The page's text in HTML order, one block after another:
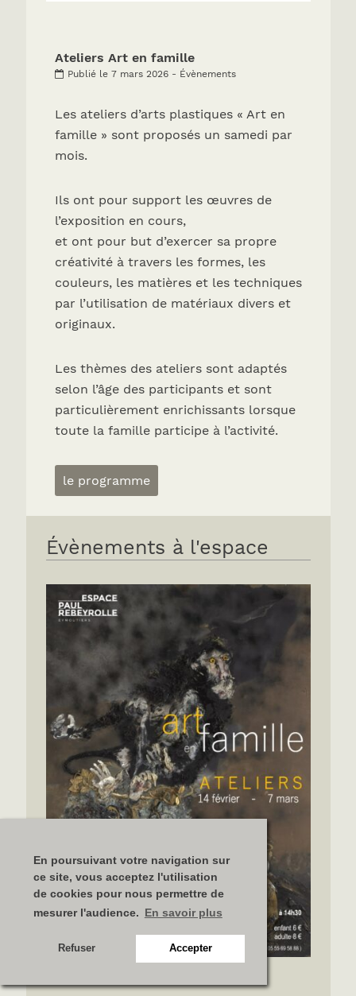
En poursuivant votre navigation sur
ce site, vous acceptez l'utilisation
de cookies pour nous permettre de
mesurer l'audience. En savoir plus
Refuser Accepter
Ateliers Art en famille
Publié le 7 mars 2026 - Évènements
Les ateliers d’arts plastiques « Art en
famille » sont proposés un samedi par
mois.
Ils ont pour support les œuvres de
l’exposition en cours,
et ont pour but d’exercer sa propre
créativité à travers les formes, les
couleurs, les matières et les techniques
par l’utilisation de matériaux divers et
originaux.
Les thèmes des ateliers sont adaptés
selon l’âge des participants et sont
particulièrement enrichissants lorsque
toute la famille participe à l’activité.
le programme
Évènements à l'espace